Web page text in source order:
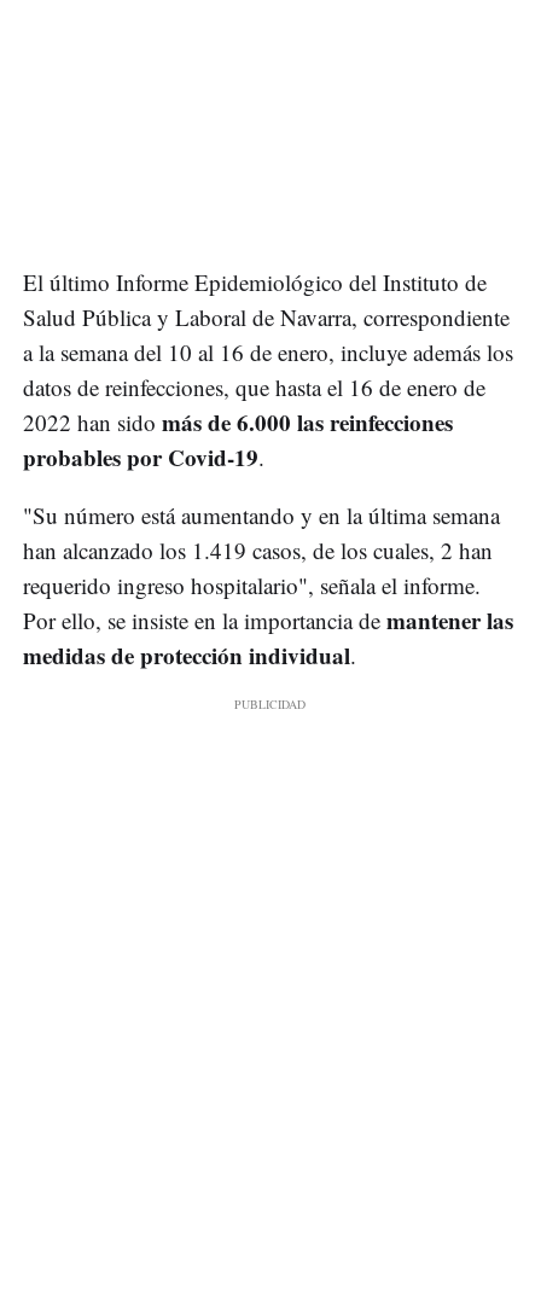
El último Informe Epidemiológico del Instituto de
Salud Pública y Laboral de Navarra, correspondiente
a la semana del 10 al 16 de enero, incluye además los
datos de reinfecciones, que hasta el 16 de enero de
2022 han sido más de 6.000 las reinfecciones
probables por Covid-19.
"Su número está aumentando y en la última semana
han alcanzado los 1.419 casos, de los cuales, 2 han
requerido ingreso hospitalario", señala el informe.
Por ello, se insiste en la importancia de mantener las
medidas de protección individual.